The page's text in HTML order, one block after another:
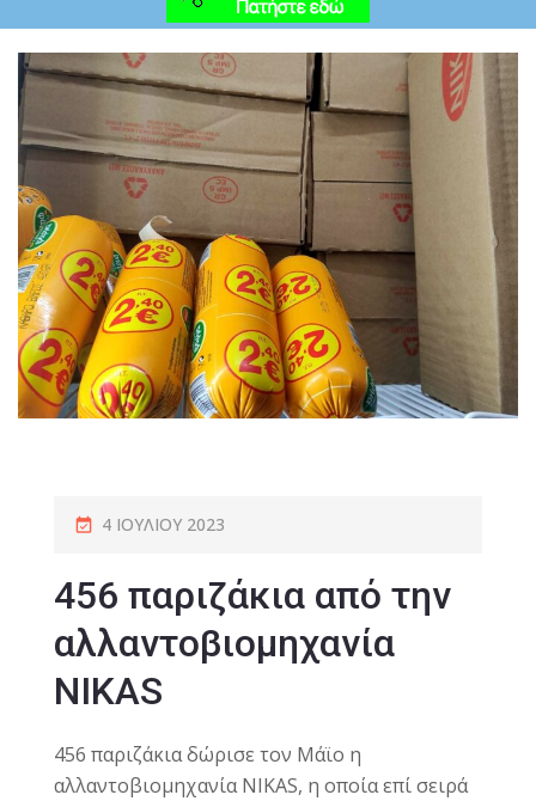
4 ΙΟΥΛΊΟΥ 2023
456 παριζάκια από την
αλλαντοβιομηχανία
NIKAS
456 παριζάκια δώρισε τον Μάϊο η
αλλαντοβιομηχανία NIKAS, η οποία επί σειρά